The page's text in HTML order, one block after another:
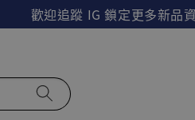
歡迎追蹤 IG 鎖定更多新品